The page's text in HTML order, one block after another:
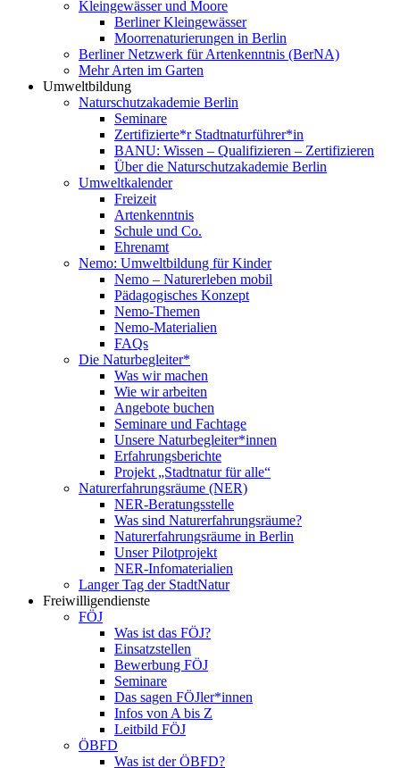
Kleingewässer und Moore
Berliner Kleingewässer
Moorrenaturierungen in Berlin
Berliner Netzwerk für Artenkenntnis (BerNA)
Mehr Arten im Garten
Umweltbildung
Naturschutzakademie Berlin
Seminare
Zertifizierte*r Stadtnaturführer*in
BANU: Wissen – Qualifizieren – Zertifizieren
Über die Naturschutzakademie Berlin
Umweltkalender
Freizeit
Artenkenntnis
Schule und Co.
Ehrenamt
Nemo: Umweltbildung für Kinder
Nemo – Naturerleben mobil
Pädagogisches Konzept
Nemo-Themen
Nemo-Materialien
FAQs
Die Naturbegleiter*
Was wir machen
Wie wir arbeiten
Angebote buchen
Seminare und Fachtage
Unsere Naturbegleiter*innen
Erfahrungsberichte
Projekt „Stadtnatur für alle“
Naturerfahrungsräume (NER)
NER-Beratungsstelle
Was sind Naturerfahrungsräume?
Naturerfahrungsräume in Berlin
Unser Pilotprojekt
NER-Infomaterialien
Langer Tag der StadtNatur
Freiwilligendienste
FÖJ
Was ist das FÖJ?
Einsatzstellen
Bewerbung FÖJ
Seminare
Das sagen FÖJler*innen
Infos von A bis Z
Leitbild FÖJ
ÖBFD
Was ist der ÖBFD?